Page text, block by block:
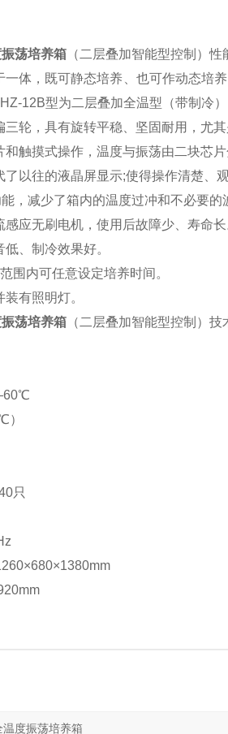
荡培养箱 （二层叠加智能型控制）性
一体，既可静态培养、也可作动态培
12B型为二层叠加全温型（带制冷
轮，具有旋转平稳、坚固耐用，尤
触摸式操作，温度与振荡由二块芯片
以往的液晶屏显示;使得操作清楚、
，减少了箱内的温度过冲和不必要的
应无刷电机，使用后故障少、寿命长
、制冷效果好。
围内可任意设定培养时间。
有照明灯。
荡培养箱 （二层叠加智能型控制）技
）
只